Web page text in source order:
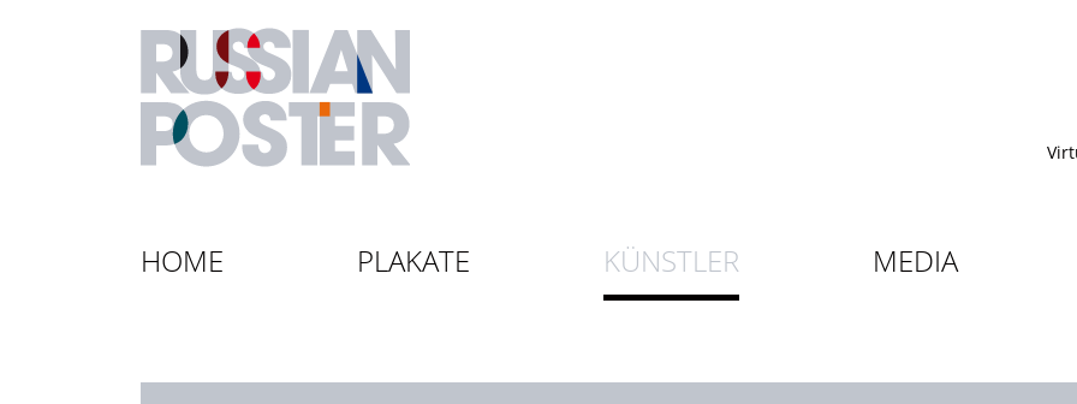
HOME PLAKATE KÜNSTLER MEDIA